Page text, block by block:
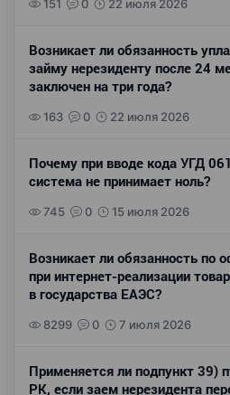
151 0 22 июля 2026
Возникает ли обязанность
займу нерезиденту после 24
заключен на три года?
163 0 22 июля 2026
Почему при вводе кода УГД
система не принимает ноль?
745 0 15 июля 2026
Возникает ли обязанность
при интернет-реализации
в государства ЕАЭС?
8299 0 7 июля 2026
Применяется ли подпункт 39)
РК, если заем нерезидента